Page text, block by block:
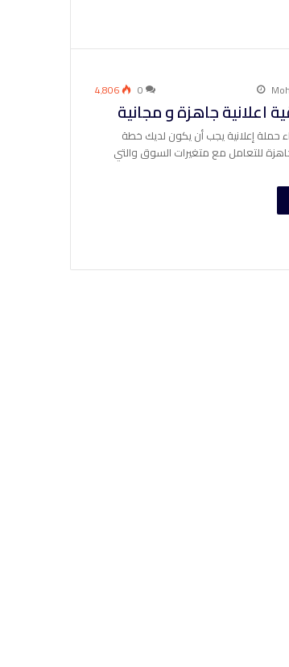
0 4٬806
اعلانية جاهزة و مجانية
حملة إعلانية يجب أن يكون لديك خطة
للتعامل مع متغيرات السوق والتي